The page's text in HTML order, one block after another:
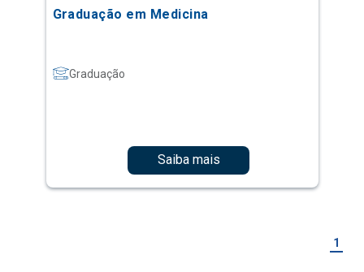
Graduação em Medicina
Graduação
Saiba mais
1